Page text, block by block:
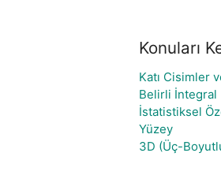
Konuları
Katı Cisimler
Belirli İntegral
İstatistiksel
Yüzey
3D (Üç-